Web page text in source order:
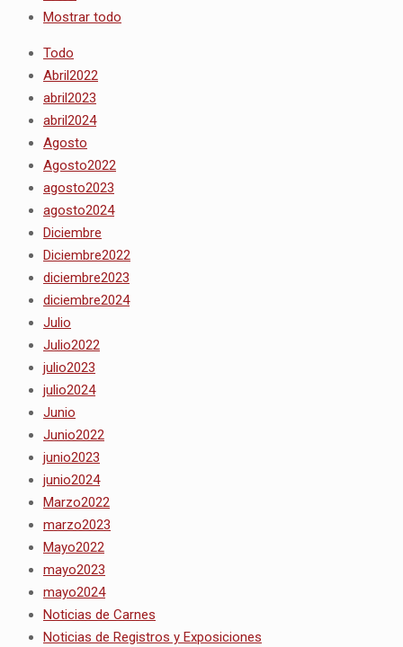
Mostrar todo
Todo
Abril2022
abril2023
abril2024
Agosto
Agosto2022
agosto2023
agosto2024
Diciembre
Diciembre2022
diciembre2023
diciembre2024
Julio
Julio2022
julio2023
julio2024
Junio
Junio2022
junio2023
junio2024
Marzo2022
marzo2023
Mayo2022
mayo2023
mayo2024
Noticias de Carnes
Noticias de Registros y Exposiciones